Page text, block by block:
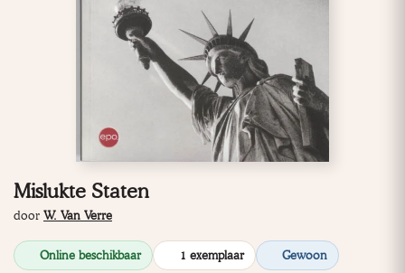
Mislukte Staten
door W. Van Verre
Online beschikbaar 1 exemplaar Gewoon